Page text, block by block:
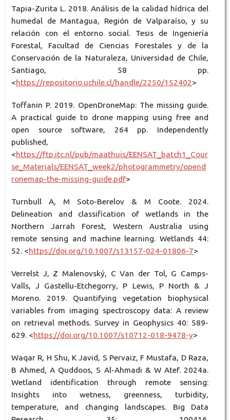
Tapia-Zurita L. 2018. Análisis de la calidad hídrica del
humedal de Mantagua, Región de Valparaíso, y su
relación con el entorno social. Tesis de Ingeniería
Forestal, Facultad de Ciencias Forestales y de la
Conservación de la Naturaleza, Universidad de Chile,
Santiago, 58 pp.
<https://repositorio.uchile.cl/handle/2250/152402>
Toffanin P. 2019. OpenDroneMap: The missing guide.
A practical guide to drone mapping using free and
open source software, 264 pp. Independently
published,
<https://ftp.itc.nl/pub/maathuis/EENSAT_batch1_Cour
se_Materials/EENSAT_week2/photogrammetry/opend
ronemap-the-missing-guide.pdf>
Turnbull A, M Soto-Berelov & M Coote. 2024.
Delineation and classification of wetlands in the
Northern Jarrah Forest, Western Australia using
remote sensing and machine learning. Wetlands 44:
52. <https://doi.org/10.1007/s13157-024-01806-7>
Verrelst J, Z Malenovský, C Van der Tol, G Camps-
Valls, J Gastellu-Etchegorry, P Lewis, P North & J
Moreno. 2019. Quantifying vegetation biophysical
variables from imaging spectroscopy data: A review
on retrieval methods. Survey in Geophysics 40: 589-
629. <https://doi.org/10.1007/s10712-018-9478-y>
Waqar R, H Shu, K Javid, S Pervaiz, F Mustafa, D Raza,
B Ahmed, A Quddoos, S Al-Ahmadi & W Atef. 2024a.
Wetland identification through remote sensing:
Insights into wetness, greenness, turbidity,
temperature, and changing landscapes. Big Data